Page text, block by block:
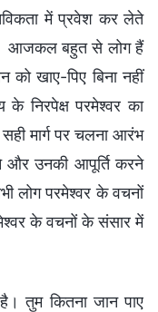
में प्रवेश कर लेते
आजकल बहुत से लोग हैं
खाए-पिए बिना नहीं
परमेश्वर का
मार्ग पर चलना आरंभ
और उनकी आपूर्ति करने
लोग परमेश्वर के वचनों
के वचनों के संसार में
तुम कितना जान पाए